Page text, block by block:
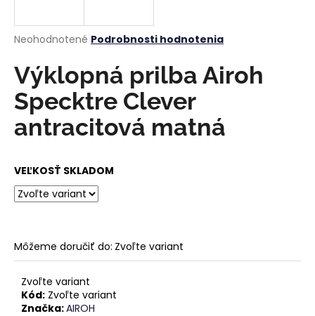
Priemerné
produktu
je
0,0
z
hviezdičiek.
Neohodnotené Podrobnosti hodnotenia
Výklopná prilba Airoh
Specktre Clever
antracitová matná
VEĽKOSŤ SKLADOM
Môžeme doručiť do: Zvoľte variant
Zvoľte variant
Kód: Zvoľte variant
Značka:AIROH
j
ť
?
d
p
ú